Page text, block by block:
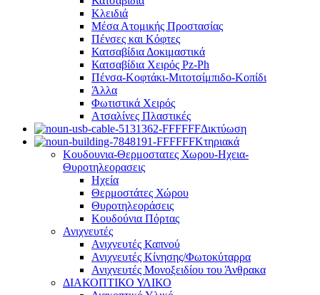
Κλειδιά
Μέσα Ατομικής Προστασίας
Πένσες και Κόφτες
Κατσαβίδια Δοκιμαστικά
Κατσαβίδια Χειρός Pz-Ph
Πένσα-Κοφτάκι-Μιτοτσίμπιδο-Κοπίδι
Άλλα
Φωτιστικά Χειρός
Ατσαλίνες Πλαστικές
Δικτύωση
Κτηριακά
Κουδουνια-Θερμοστατες Χωρου-Ηχεια-
Θυροτηλεορασεις
Ηχεία
Θερμοστάτες Χώρου
Θυροτηλεοράσεις
Κουδούνια Πόρτας
Ανιχνευτές
Ανιχνευτές Καπνού
Ανιχνευτές Κίνησης/Φωτοκύταρρα
Ανιχνευτές Μονοξειδίου του Άνθρακα
ΔΙΑΚΟΠΤΙΚΟ ΥΛΙΚΟ